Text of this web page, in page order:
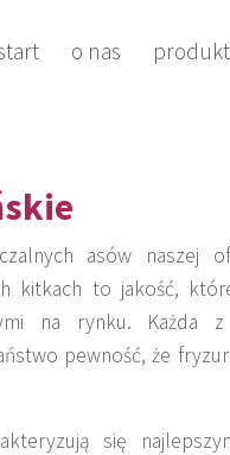
o nas
asów naszej
kitkach to jakość,
na rynku. Każda
pewność, że
się